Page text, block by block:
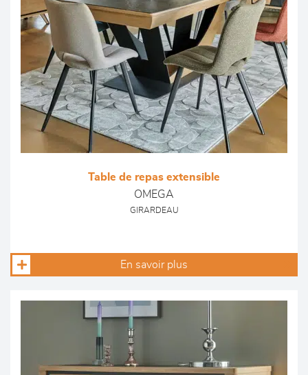
Table de repas extensible
OMEGA
GIRARDEAU
En savoir plus